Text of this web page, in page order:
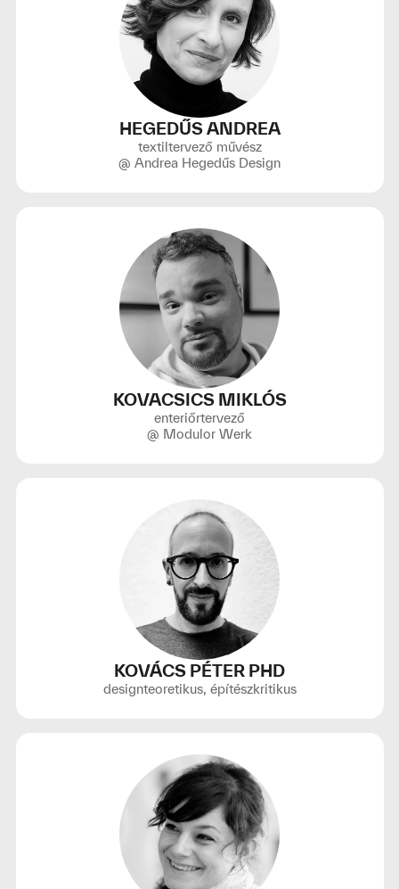
HEGEDŰS ANDREA
textiltervező művész
@ Andrea Hegedűs Design
KOVACSICS MIKLÓS
enteriőrtervező
@ Modulor Werk
KOVÁCS PÉTER PHD
designteoretikus, építészkritikus